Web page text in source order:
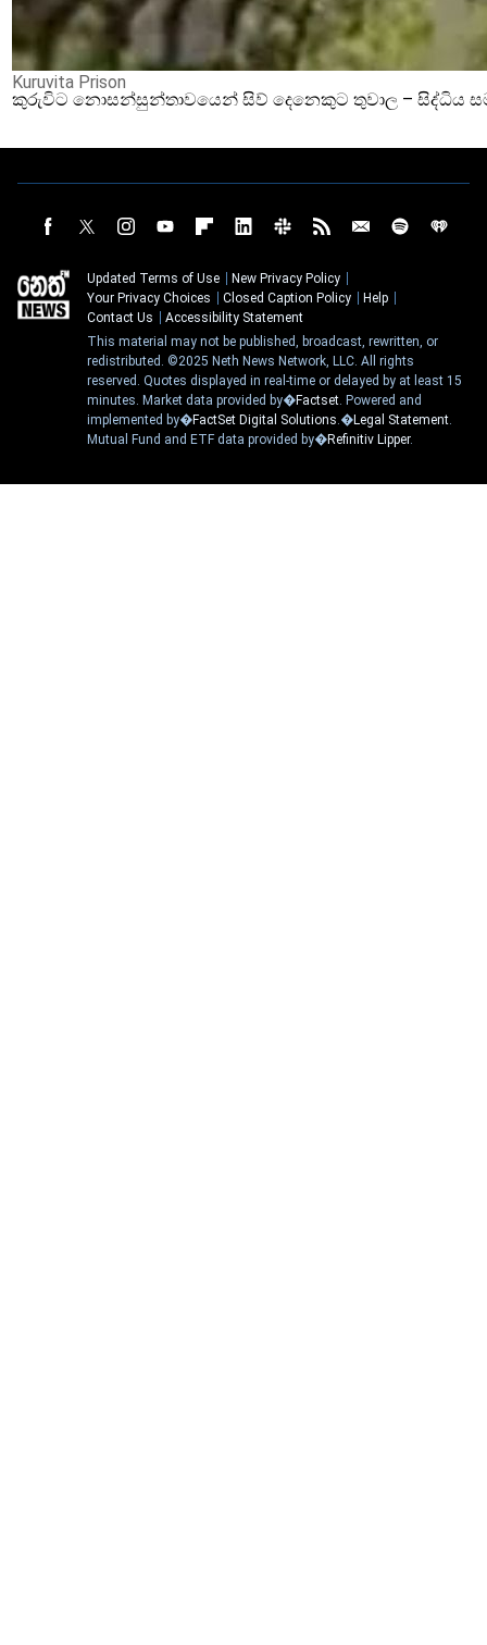
Kuruvita Prison
කුරුවිට නොසන්සුන්තාවයෙන් සිව් දෙනෙකුට තුවාල – සිද්ධිය
Updated Terms of Use
New Privacy Policy
Your Privacy Choices
Closed Caption Policy
Help
Contact Us
Accessibility Statement
This material may not be published, broadcast, rewritten, or
redistributed. ©2025 Neth News Network, LLC. All rights
reserved. Quotes displayed in real-time or delayed by at least 15
minutes. Market data provided by�Factset. Powered and
implemented by�FactSet Digital Solutions.�Legal Statement.
Mutual Fund and ETF data provided by�Refinitiv Lipper.